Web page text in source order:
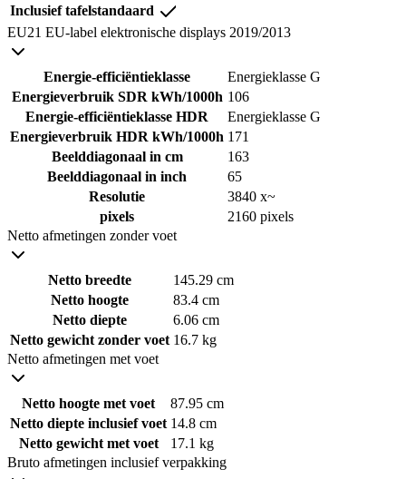
Inclusief tafelstandaard
EU21 EU-label elektronische displays 2019/2013
Energie-efficiëntieklasse
Energieklasse G
Energieverbruik SDR kWh/1000h 106
Energie-efficiëntieklasse HDR
Energieklasse G
Energieverbruik HDR kWh/1000h 171
Beelddiagonaal in cm
163
Beelddiagonaal in inch
65
Resolutie
3840 x~
pixels
2160 pixels
Netto afmetingen zonder voet
Netto breedte
145.29 cm
Netto hoogte
83.4 cm
Netto diepte
6.06 cm
Netto gewicht zonder voet 16.7 kg
Netto afmetingen met voet
Netto hoogte met voet
87.95 cm
Netto diepte inclusief voet 14.8 cm
Netto gewicht met voet
17.1 kg
Bruto afmetingen inclusief verpakking